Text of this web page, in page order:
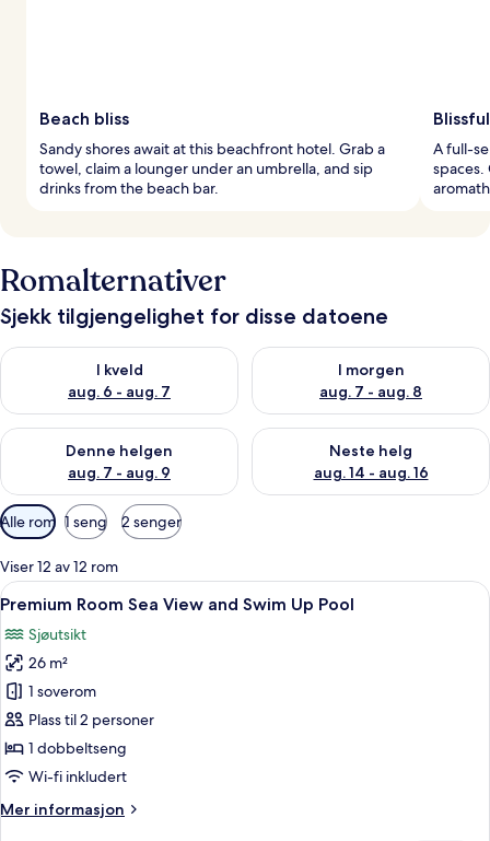
Beach bliss
Sandy shores await at this beachfront hotel. Grab a
towel, claim a lounger under an umbrella, and sip
drinks from the beach bar.
A full-
spaces.
Romalternativer
Sjekk tilgjengelighet for disse datoene
I kveld
aug. 6 - aug. 7
Sjekk tilgjengelighet for i kveld, aug. 6 - aug. 7
I morgen
aug. 7 - aug. 8
Sjekk tilgjengelighet for i
Denne helgen
aug. 7 - aug. 9
Sjekk tilgjengelighet for denne helgen, aug. 7 - aug. 9
Neste helg
aug. 14 - aug. 16
Sjekk tilgjengelighet for neste
Tilgjengelige
filtre
for
rom
Alle rom 1 seng 2 senger
Viser 12 av 12 rom
Åpne
alle
bildene
av
Premium
Room
Sea
View
Swim
Premium Room Sea View and Swim
6
Premium Room Sea View and Swim Up Pool
Sjøutsikt
26 m²
1 soverom
Plass til 2 personer
1 dobbeltseng
Wi-fi inkludert
Mer informasjon
Mer